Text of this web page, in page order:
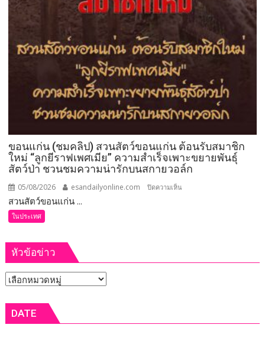
เลียน(อาคาร
โซน)ชม
!!
ผลิตภัณฑ์
12
เรื่อง
ราว
อัต
ลักษณ์
สู่
เมือง
ขอนแก่น (ชมคลิป) สวนสัตว์ขอนแก่น ต้อนรับสมาชิก
ใหม่ “ลูกยีราฟเพศเมีย” ความสำเร็จเพาะขยายพันธุ์
สัตว์ป่า ชวนชมความน่ารักบนสกายวอล์ก
05/08/2026 esandailyonline.com ปิดความเห็น
ขอนแก่น
สวนสัตว์ขอนแก่น ...
ในประเทศ
หัวข้อข่าว
หัวข้อ
DATE